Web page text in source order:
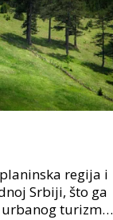
regija i
Srbiji, što ga
turizma.